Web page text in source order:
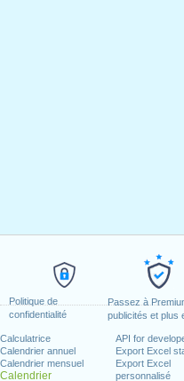
Politique de
confidentialité
Passez à
publicités et plus
Calculatrice
Calendrier annuel
Calendrier mensuel
Calendrier
API for
Export Excel
Export Excel
personnalisé